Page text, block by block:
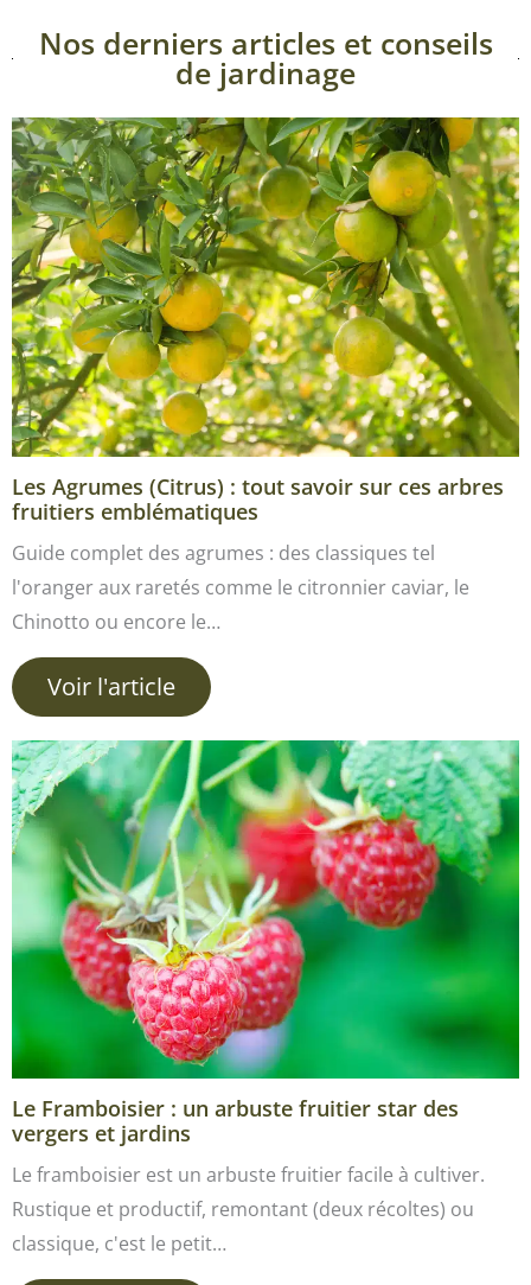
Nos derniers articles et conseils
de jardinage
Les Agrumes (Citrus) : tout savoir sur ces arbres
fruitiers emblématiques
Guide complet des agrumes : des classiques tel
l'oranger aux raretés comme le citronnier caviar, le
Chinotto ou encore le…
Voir l'article
Le Framboisier : un arbuste fruitier star des
vergers et jardins
Le framboisier est un arbuste fruitier facile à cultiver.
Rustique et productif, remontant (deux récoltes) ou
classique, c'est le petit…